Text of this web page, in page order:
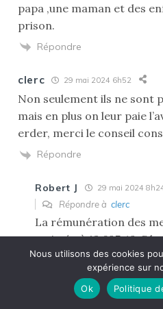
papa ,une maman et des
prison.
Répondre
clerc 29 mai 2024 6h52
Non seulement ils ne sont
mais en plus on leur paie
erder, merci le conseil
Répondre
Robert J 29 mai 2024
Répondre à clerc
La rémunération des
estimée à 13 697,49 €
président à 15 039 € .
avec une pension de
premiers ministres.
Nous utilisons des cookies
expérience sur
Ok
Politique